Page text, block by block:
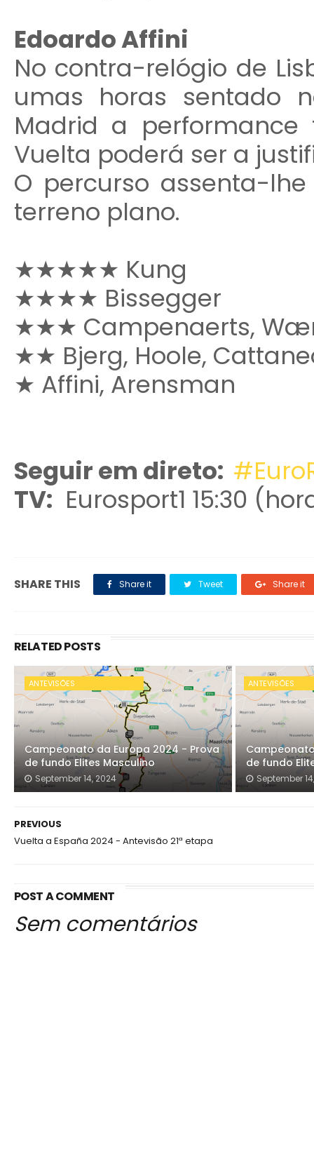
Edoardo Affini
No contra-relógio de
umas horas sentado
Madrid a
Vuelta poderá ser a
O percurso assenta-
terreno plano.
★★★★★ Kung
★★★★ Bissegger
★★★ Campenaerts,
★★ Bjerg, Hoole,
★ Affini, Arensman
Seguir em direto:
TV: Eurosport1 15:30
SHARE THIS Share it Tweet Share it
RELATED POSTS
ANTEVISÕES
Campeonato da Europa 2024 - Prova
de fundo Elites Masculino
September 14, 2024
ANTEVISÕES
de fundo
September
PREVIOUS
Vuelta a España 2024 - Antevisão 21ª etapa
POST A COMMENT
Sem comentários